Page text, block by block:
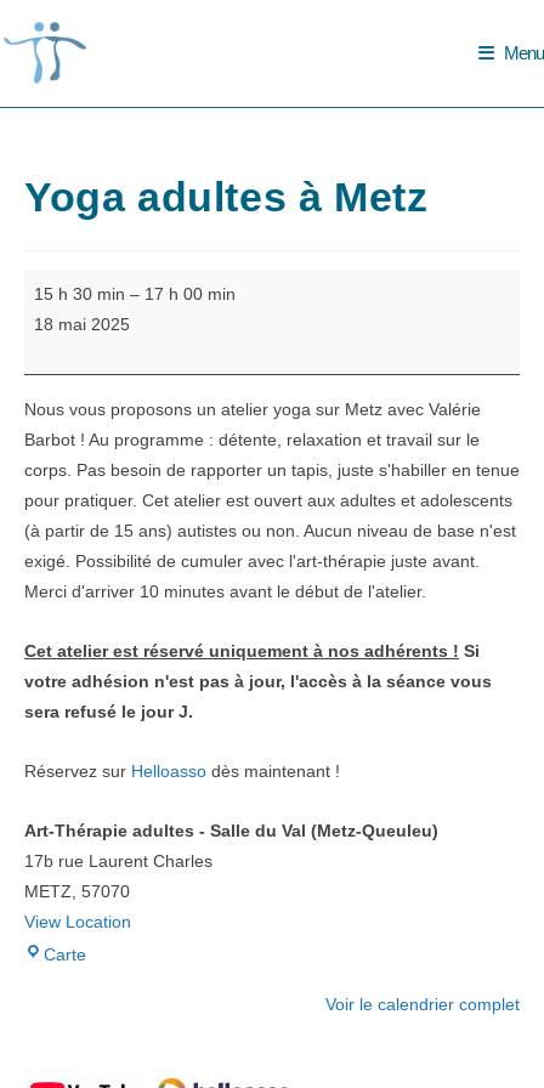
to
content
Menu
Yoga adultes à Metz
Metz
15 h 30 min – 17 h 00 min
18 mai 2025
Nous vous proposons un atelier yoga sur Metz avec Valérie
Barbot ! Au programme : détente, relaxation et travail sur le
corps. Pas besoin de rapporter un tapis, juste s'habiller en tenue
pour pratiquer. Cet atelier est ouvert aux adultes et adolescents
(à partir de 15 ans) autistes ou non. Aucun niveau de base n'est
exigé. Possibilité de cumuler avec l'art-thérapie juste avant.
Merci d'arriver 10 minutes avant le début de l'atelier.
Cet atelier est réservé uniquement à nos adhérents ! Si
votre adhésion n'est pas à jour, l'accès à la séance vous
sera refusé le jour J.
Réservez sur Helloasso dès maintenant !
Art-Thérapie adultes - Salle du Val (Metz-Queuleu)
17b rue Laurent Charles
METZ 57070
View Location
Carte
Voir le calendrier complet